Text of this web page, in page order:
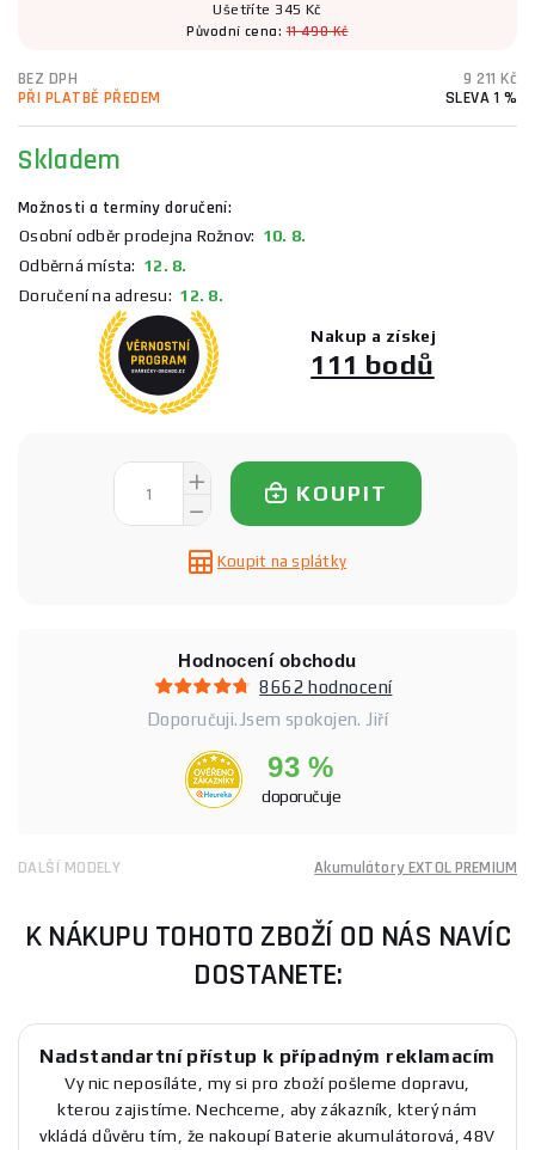
Ušetříte 345 Kč
Původní cena:11 490 Kč
BEZ DPH
9 211 Kč
PŘI PLATBĚ PŘEDEM
SLEVA 1 %
Skladem
Možnosti a termíny doručení:
Osobní odběr prodejna Rožnov: 10. 8.
Odběrná místa: 12. 8.
Doručení na adresu: 12. 8.
Nakup a získej
111 bodů
KOUPIT
Koupit na splátky
Hodnocení obchodu
8662 hodnocení
Doporučuji.Jsem spokojen. Jiří
93 %
doporučuje
DALŠÍ MODELY Akumulátory EXTOL PREMIUM
K NÁKUPU TOHOTO ZBOŽÍ OD NÁS NAVÍC
DOSTANETE:
Nadstandartní přístup k případným reklamacím
Vy nic neposíláte, my si pro zboží pošleme dopravu,
kterou zajistíme. Nechceme, aby zákazník, který nám
vkládá důvěru tím, že nakoupí Baterie akumulátorová, 48V